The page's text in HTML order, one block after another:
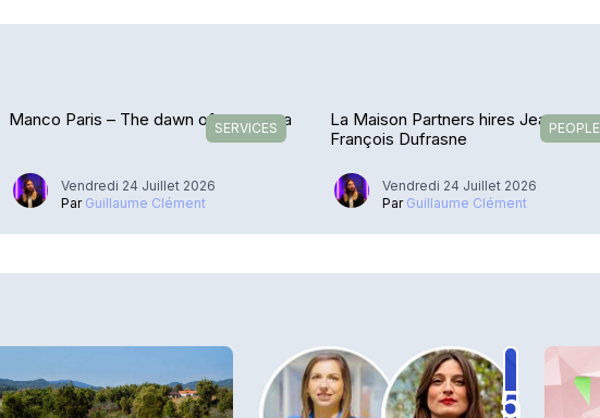
SERVICES
Manco Paris – The dawn of a new era
Vendredi 24 Juillet 2026
Par Guillaume Clément
PEOPLE
La Maison Partners hires Jean-
François Dufrasne
Vendredi 24 Juillet 2026
Par Guillaume Clément
5